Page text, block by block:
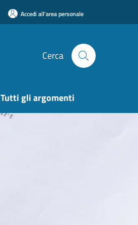
Accedi all'area personale
Cerca
Tutti gli argomenti